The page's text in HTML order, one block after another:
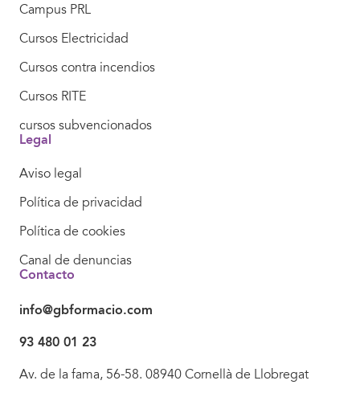
Campus PRL
Cursos Electricidad
Cursos contra incendios
Cursos RITE
cursos subvencionados
Legal
Aviso legal
Política de privacidad
Política de cookies
Canal de denuncias
Contacto
info@gbformacio.com
93 480 01 23
Av. de la fama, 56-58. 08940 Cornellà de Llobregat